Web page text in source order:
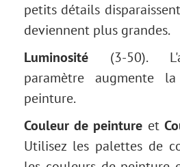
Sélection de rouges à lèvres
Retouche d'une vieille photo
petits détails
deviennent plus grandes.
Luminosité (3-50).
paramètre augmente
peinture.
Couleur de peinture et
Utilisez les palettes de